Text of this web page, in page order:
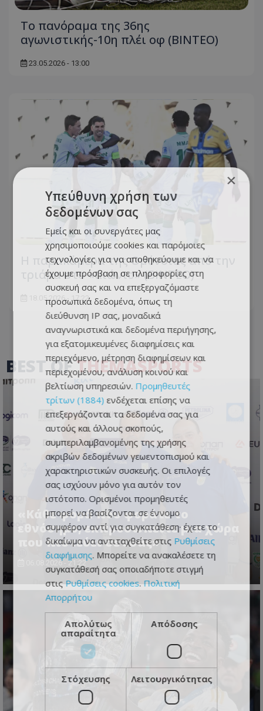
Το πανόραμα της 36ης
αγωνιστικής-10η πλέι oφ (BINTEO)
23.05.2026 - 13:00
Η παρακάμερα της Ομόνοιας από την
τριάρα στο «αιώνιο» (ΒΙΝΤΕΟ)
18.05.2026 - 17:22
BEST OFTHEMASPORTS
«Κάθε φορά που φοράτε το
εθνόσημο, εκπροσωπείτε μια χώρα
που πιστεύει σε εσάς»
06.08.2026 - 21:22
×
Υπεύθυνη χρήση των
δεδομένων σας
Εμείς και οι συνεργάτες μας
χρησιμοποιούμε cookies και παρόμοιες
τεχνολογίες για να αποθηκεύουμε και να
έχουμε πρόσβαση σε πληροφορίες στη
συσκευή σας και να επεξεργαζόμαστε
προσωπικά δεδομένα, όπως τη
διεύθυνση IP σας, μοναδικά
αναγνωριστικά και δεδομένα περιήγησης,
για εξατομικευμένες διαφημίσεις και
περιεχόμενο, μέτρηση διαφημίσεων και
περιεχομένου, ανάλυση κοινού και
βελτίωση υπηρεσιών. Προμηθευτές
τρίτων (1884) ενδέχεται επίσης να
επεξεργάζονται τα δεδομένα σας για
αυτούς και άλλους σκοπούς,
συμπεριλαμβανομένης της χρήσης
ακριβών δεδομένων γεωεντοπισμού και
χαρακτηριστικών συσκευής. Οι επιλογές
σας ισχύουν μόνο για αυτόν τον
ιστότοπο. Ορισμένοι προμηθευτές
μπορεί να βασίζονται σε έννομο
συμφέρον αντί για συγκατάθεση· έχετε το
δικαίωμα να αντιταχθείτε στις Ρυθμίσεις
διαφήμισης. Μπορείτε να ανακαλέσετε τη
συγκατάθεσή σας οποιαδήποτε στιγμή
στιςΡυθμίσεις cookies.Πολιτική
Απορρήτου
Απολύτως
απαραίτητα
Απόδοσης
Στόχευσης Λειτουργικότητας